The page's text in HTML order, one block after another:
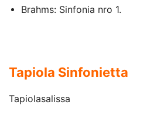
Brahms: Sinfonia nro 1.
Tapiola Sinfonietta
Tapiolasalissa